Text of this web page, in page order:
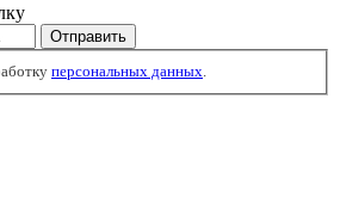
Отправить
персональных данных.